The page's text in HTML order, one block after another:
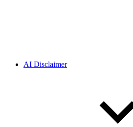
AI Disclaimer